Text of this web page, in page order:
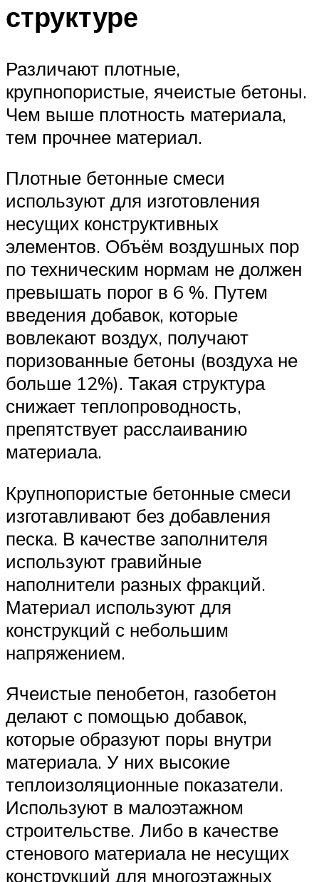
структуре
Различают плотные,
крупнопористые, ячеистые бетоны.
Чем выше плотность материала,
тем прочнее материал.
Плотные бетонные смеси
используют для изготовления
несущих конструктивных
элементов. Объём воздушных пор
по техническим нормам не должен
превышать порог в 6 %. Путем
введения добавок, которые
вовлекают воздух, получают
поризованные бетоны (воздуха не
больше 12%). Такая структура
снижает теплопроводность,
препятствует расслаиванию
материала.
Крупнопористые бетонные смеси
изготавливают без добавления
песка. В качестве заполнителя
используют гравийные
наполнители разных фракций.
Материал используют для
конструкций с небольшим
напряжением.
Ячеистые пенобетон, газобетон
делают с помощью добавок,
которые образуют поры внутри
материала. У них высокие
теплоизоляционные показатели.
Используют в малоэтажном
строительстве. Либо в качестве
стенового материала не несущих
конструкций для многоэтажных